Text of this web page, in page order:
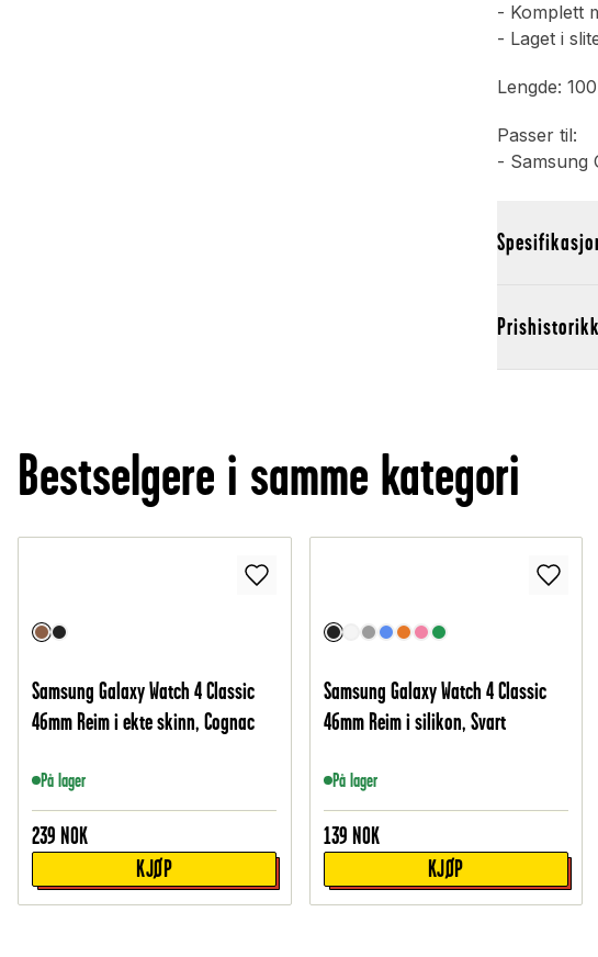
- Komplett
- Laget i
Lengde:
Passer til:
- Samsung
Prishistorikk
Bestselgere i samme kategori
Samsung Galaxy Watch 4 Classic
46mm Reim i ekte skinn, Cognac
På lager
239 NOK
KJØP
Samsung Galaxy Watch 4 Classic
46mm Reim i silikon, Svart
På lager
139 NOK
KJØP